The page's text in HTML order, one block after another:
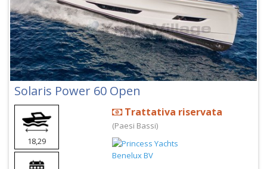
Solaris Power 60 Open
18,29
Trattativa riservata
(Paesi Bassi)